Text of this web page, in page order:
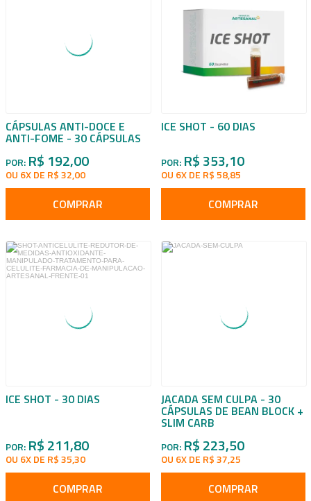
CÁPSULAS ANTI-DOCE E
ANTI-FOME - 30 CÁPSULAS
POR: R$ 192,00
OU 6X DE R$ 32,00
COMPRAR
ICE SHOT - 60 DIAS
POR: R$ 353,10
OU 6X DE R$ 58,85
COMPRAR
ICE SHOT - 30 DIAS
POR: R$ 211,80
OU 6X DE R$ 35,30
COMPRAR
JACADA SEM CULPA - 30
CÁPSULAS DE BEAN BLOCK +
SLIM CARB
POR: R$ 223,50
OU 6X DE R$ 37,25
COMPRAR